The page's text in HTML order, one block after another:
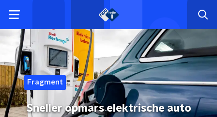
Fragment
Sneller opmars elektrische auto